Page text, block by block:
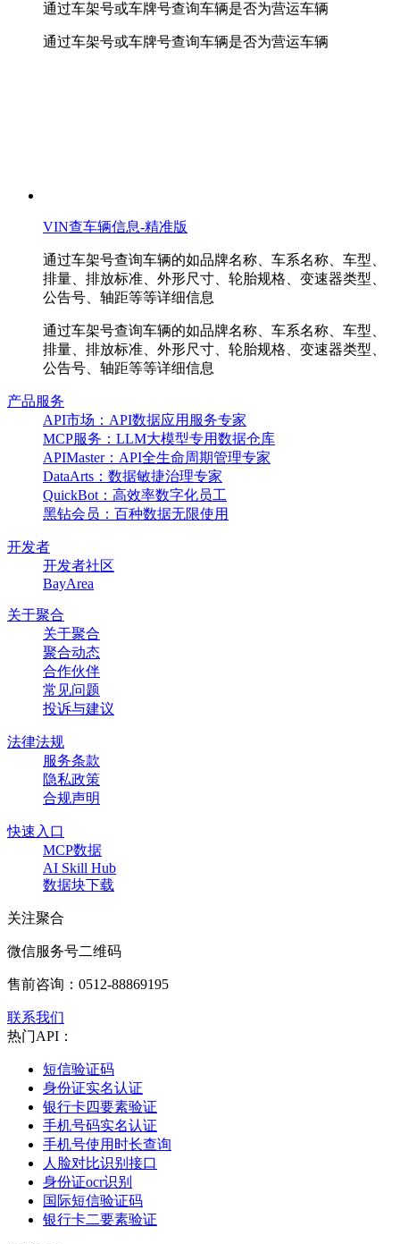
通过车架号或车牌号查询车辆是否为营运车辆
通过车架号或车牌号查询车辆是否为营运车辆
VIN查车辆信息-精准版
通过车架号查询车辆的如品牌名称、车系名称、车型、
排量、排放标准、外形尺寸、轮胎规格、变速器类型、
公告号、轴距等等详细信息
通过车架号查询车辆的如品牌名称、车系名称、车型、
排量、排放标准、外形尺寸、轮胎规格、变速器类型、
公告号、轴距等等详细信息
产品服务
API市场：API数据应用服务专家
MCP服务：LLM大模型专用数据仓库
APIMaster：API全生命周期管理专家
DataArts：数据敏捷治理专家
QuickBot：高效率数字化员工
黑钻会员：百种数据无限使用
开发者
开发者社区
BayArea
关于聚合
关于聚合
聚合动态
合作伙伴
常见问题
投诉与建议
法律法规
服务条款
隐私政策
合规声明
快速入口
MCP数据
AI Skill Hub
数据块下载
关注聚合
微信服务号二维码
售前咨询： 0512-88869195
联系我们
热门API：
短信验证码
身份证实名认证
银行卡四要素验证
手机号码实名认证
手机号使用时长查询
人脸对比识别接口
身份证ocr识别
国际短信验证码
银行卡二要素验证